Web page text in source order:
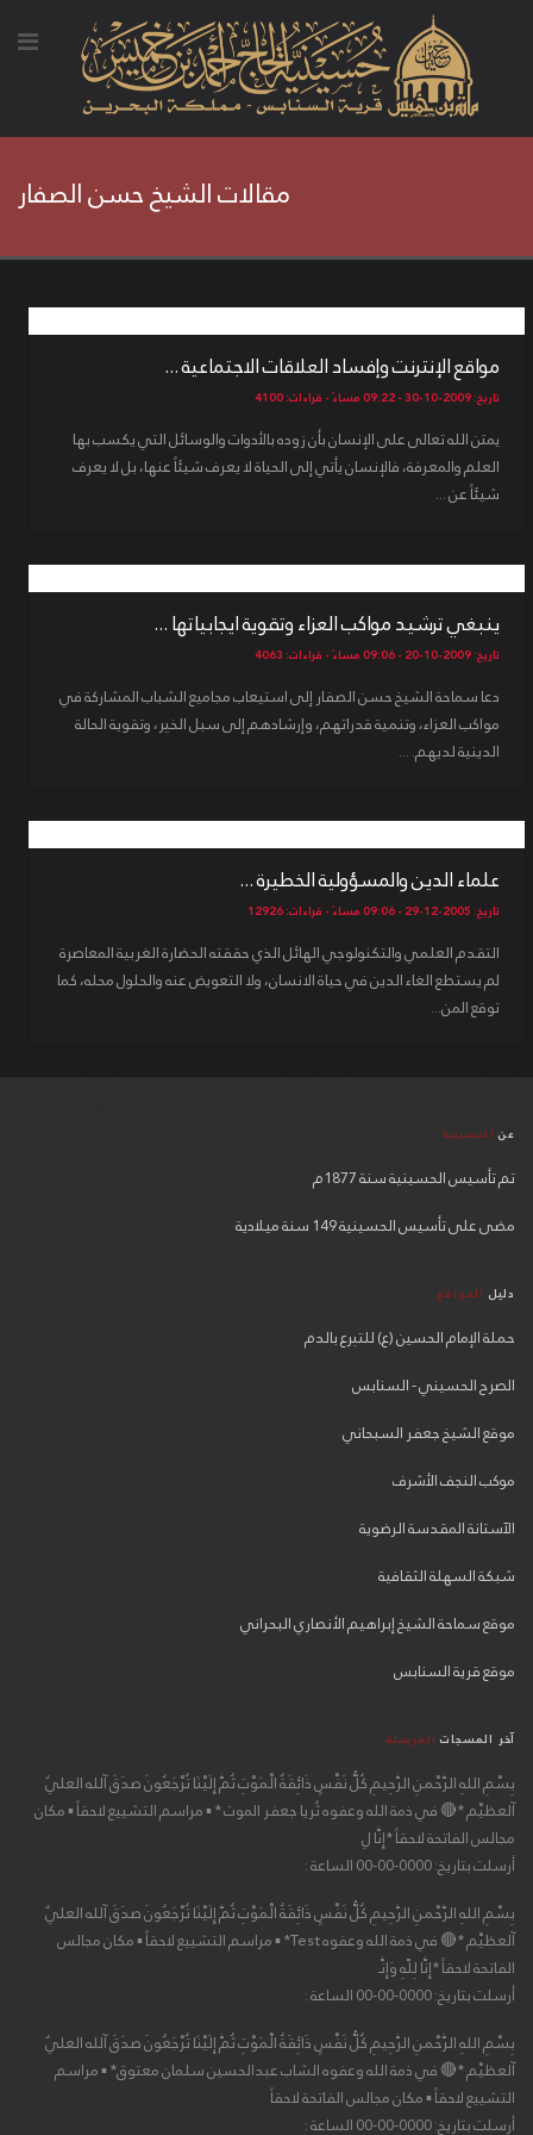
مقالات الشيخ حسن الصفار
مواقع الإنترنت وإفساد العلاقات الاجتماعية ...
تاريخ: 2009-10-30 - 09:22 مساءً - قراءات: 4100
يمتن الله تعالى على الإنسان بأن زوده بالأدوات والوسائل التي يكسب بها
العلم والمعرفة، فالإنسان يأتي إلى الحياة لا يعرف شيئاً عنها، بل لا يعرف
شيئاً عن ...
ينبغي ترشيد مواكب العزاء وتقوية ايجابياتها ...
تاريخ: 2009-10-20 - 09:06 مساءً - قراءات: 4063
دعا سماحة الشيخ حسن الصفار إلى استيعاب مجاميع الشباب المشاركة في
مواكب العزاء، وتنمية قدراتهم، وإرشادهم إلى سبل الخير، وتقوية الحالة
الدينية لديهم. ...
علماء الدين والمسؤولية الخطيرة ...
تاريخ: 2005-12-29 - 09:06 مساءً - قراءات: 12926
التقدم العلمي والتكنولوجي الهائل الذي حققته الحضارة الغربية المعاصرة
لم يستطع الغاء الدين في حياة الانسان، ولا التعويض عنه والحلول محله، كما
توقع المن...
عن الحسينية
تم تأسيس الحسينية سنة 1877م
مضى على تأسيس الحسينية 149 سنة ميلادية
دليل المواقع
حملة الإمام الحسين (ع) للتبرع بالدم
الصرح الحسيني - السنابس
موقع الشيخ جعفر السبحاني
موكب النجف الأشرف
الآستانة المقدسة الرضوية
شبكة السهلة الثقافية
موقع سماحة الشيخ إبراهيم الأنصاري البحراني
موقع قرية السنابس
آخر المسجات المرسلة
بِسْمِ اللهِ الرَّحْمنِ الرَّحِيمِ كُلُّ نَفْسٍ ذَائِقَةُ الْمَوْتِ ثُمَّ إِلَيْنَا تُرْجَعُونَ صدَقَ آلله العليٌ
آلعظيْم *🔴 في ذمة الله وعفوه ثُريا جعفر الموت * ▪ مراسم التشييع لاحقاً ▪ مكان
مجالس الفاتحة لاحقاً *إِنَّا لِ
أرسلت بتاريخ: 0000-00-00 الساعة :
بِسْمِ اللهِ الرَّحْمنِ الرَّحِيمِ كُلُّ نَفْسٍ ذَائِقَةُ الْمَوْتِ ثُمَّ إِلَيْنَا تُرْجَعُونَ صدَقَ آلله العليٌ
آلعظيْم *🔴 في ذمة الله وعفوه Test* ▪ مراسم التشييع لاحقاً ▪ مكان مجالس
الفاتحة لاحقاً *إِنَّا لِلّهِ وَإِنَّـ
أرسلت بتاريخ: 0000-00-00 الساعة :
بِسْمِ اللهِ الرَّحْمنِ الرَّحِيمِ كُلُّ نَفْسٍ ذَائِقَةُ الْمَوْتِ ثُمَّ إِلَيْنَا تُرْجَعُونَ صدَقَ آلله العليٌ
آلعظيْم *🔴 في ذمة الله وعفوه الشاب عبدالحسين سلمان معتوق* ▪ مراسم
التشييع لاحقاً ▪ مكان مجالس الفاتحة لاحقاً
أرسلت بتاريخ: 0000-00-00 الساعة :